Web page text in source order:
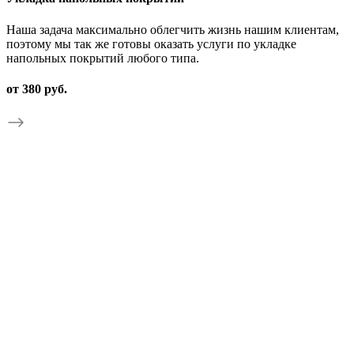
Наша задача максимально облегчить жизнь нашим клиентам,
поэтому мы так же готовы оказать услуги по укладке
напольных покрытий любого типа.
от 380 руб.